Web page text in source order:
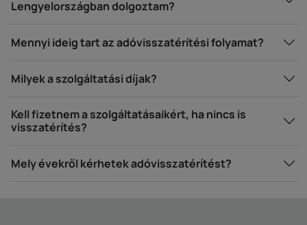
Lengyelországban dolgoztam?
Mennyi ideig tart az adóvisszatérítési folyamat?
Milyek a szolgáltatási díjak?
Kell fizetnem a szolgáltatásaikért, ha nincs is
visszatérítés?
Mely évekről kérhetek adóvisszatérítést?